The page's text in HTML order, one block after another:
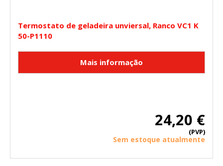
Termostato de geladeira unviersal, Ranco VC1 K
50-P1110
24,20 €
(PVP)
Sem estoque atualmente
Puede configurar su navegador para bloquear o alertar
sobre estas cookies, pero alguna áreas del sitio no
funcionarán. Estas cookies no almacenan ninguna
Cookies Utilizadas:
COOKIELEGALFERSAY, VSF904, PHPSESSID, wp-settings-1,
Estas cookies nos permiten contar las visitas y fuentes de
tráfico para poder evaluar el rendimiento de nuestro sitio y
mejorarlo. Nos ayudan a saber qué páginas son las más o
menos visitadas, y cómo los visitantes navegan por el sitio.
agregada y, por lo tanto, es anónima.